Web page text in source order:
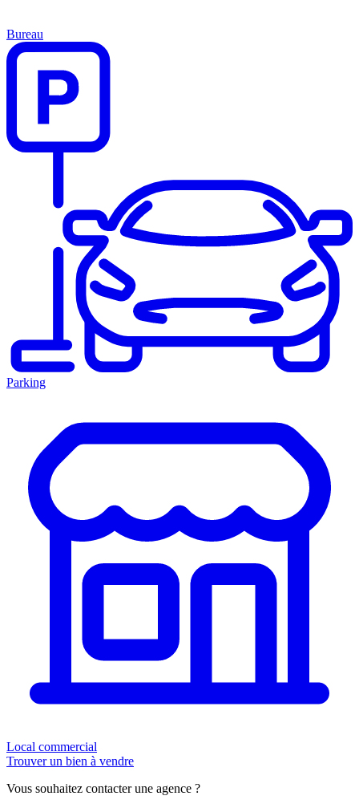
Bureau
Parking
Local commercial
Trouver un bien à vendre
Vous souhaitez contacter une agence ?